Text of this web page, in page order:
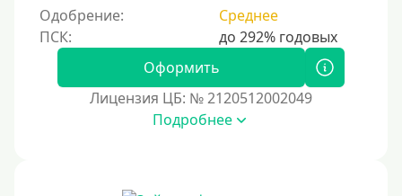
Одобрение:
Среднее
Оформить
Лицензия ЦБ: № 2120512002049
Подробнее